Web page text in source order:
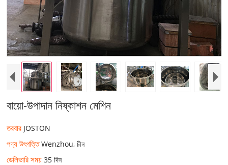
বায়ো-উপাদান নিষ্কাশন মেশিন
তরবার JOSTON
পণ্য উৎপত্তিWenzhou, চীন
ডেলিভারি সময়35 দিন